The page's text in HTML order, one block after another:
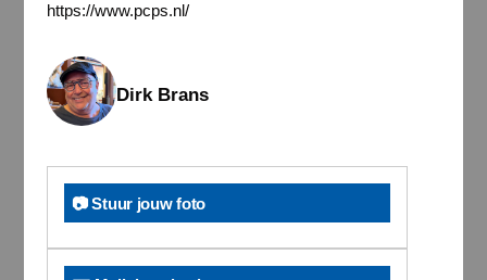
https://www.pcps.nl/
Dirk Brans
📷 Stuur jouw foto